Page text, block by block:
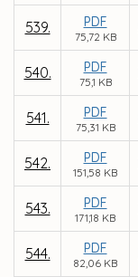
539. PDF
75,72 KB
540. PDF
75,1 KB
541. PDF
75,31 KB
542. PDF
151,58 KB
543. PDF
171,18 KB
544. PDF
82,06 KB